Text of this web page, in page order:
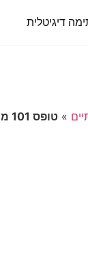
דיגיטלית
» טופס 101 מותאם לנייד